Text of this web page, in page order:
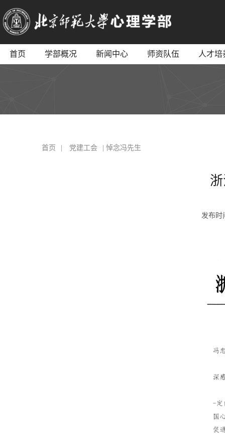
首页 学部概况 新闻中心 师资队伍 人才培
首页 党建工会 | 悼念冯先生
发布